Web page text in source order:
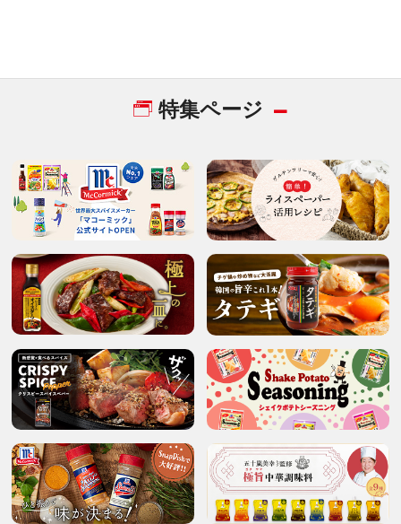
特集ページ